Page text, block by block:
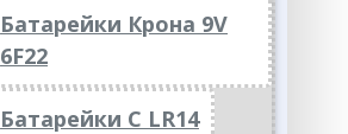
Батарейки Крона 9V
6F22
Батарейки C LR14